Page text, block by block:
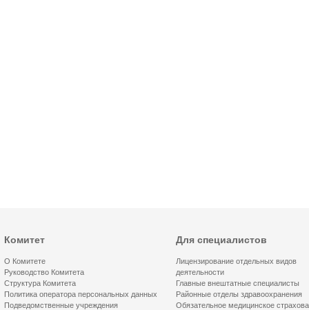
Комитет
О Комитете
Руководство Комитета
Структура Комитета
Политика оператора персональных данных
Подведомственные учреждения
Для специалистов
Лицензирование отдельных видов
деятельности
Главные внештатные специалисты
Районные отделы здравоохранения
Обязательное медицинское